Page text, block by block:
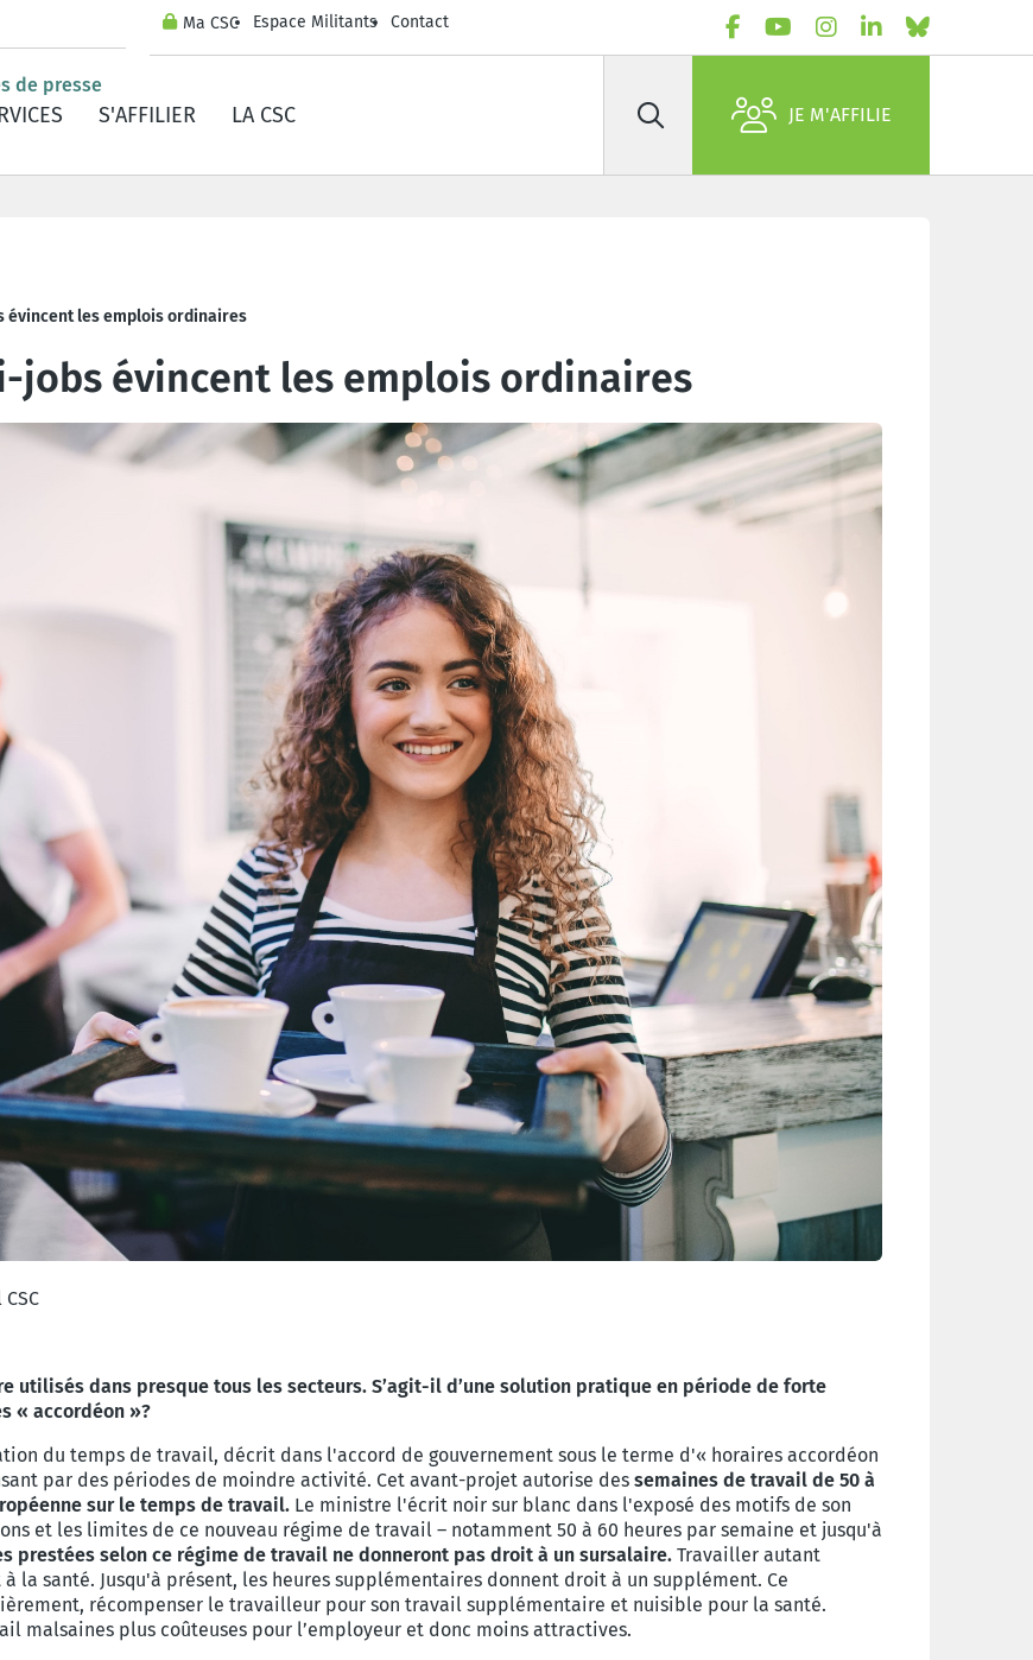
de presse
Ma CSC Espace Militants Contact
S'AFFILIER LA CSC Rechercher JE M'AFFILIE
évincent les emplois ordinaires
jobs évincent les emplois ordinaires
utilisés dans presque tous les secteurs. S’agit-il d’une solution pratique en période de forte
« accordéon »?
du temps de travail, décrit dans l'accord de gouvernement sous le terme d'« horaires accordéon
par des périodes de moindre activité. Cet avant-projet autorise des semaines de travail de 50 à
sur le temps de travail. Le ministre l'écrit noir sur blanc dans l'exposé des motifs de son
et les limites de ce nouveau régime de travail – notamment 50 à 60 heures par semaine et jusqu'à
prestées selon ce régime de travail ne donneront pas droit à un sursalaire. Travailler autant
la santé. Jusqu'à présent, les heures supplémentaires donnent droit à un supplément. Ce
récompenser le travailleur pour son travail supplémentaire et nuisible pour la santé.
malsaines plus coûteuses pour l’employeur et donc moins attractives.